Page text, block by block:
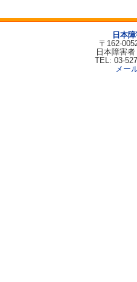
日本
〒162-
日本障害
TEL: 03-
メー